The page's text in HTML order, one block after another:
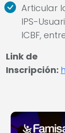
Articular
IPS-
ICBF,
Link de
Inscripción: